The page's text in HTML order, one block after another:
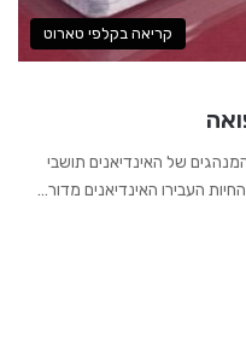
קריאה בקלפי טארוט
של האינדיאנים תושבי
העבירו האינדיאנים מדור…